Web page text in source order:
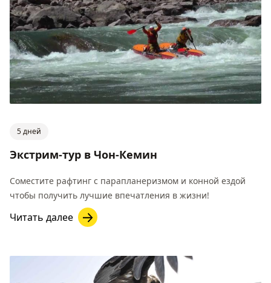
5 дней
Экстрим-тур в Чон-Кемин
Соместите рафтинг с парапланеризмом и конной ездой
чтобы получить лучшие впечатления в жизни!
Читать далее